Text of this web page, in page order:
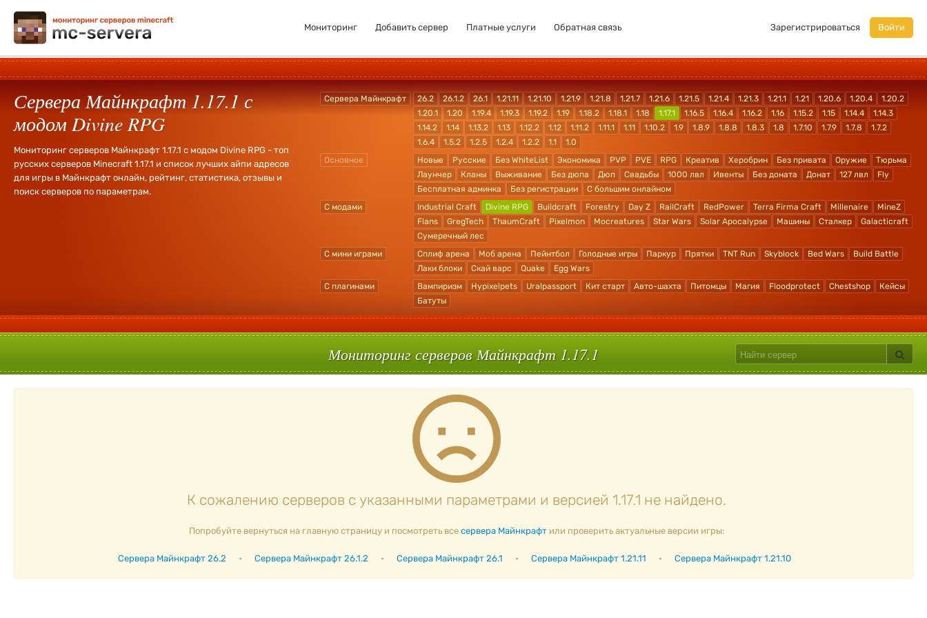
Мониторинг Добавить сервер Платные услуги Обратная связь Зарегистрироваться Войти
Сервера Майнкрафт 1.17.1 с
модом Divine RPG
Мониторинг серверов Майнкрафт 1.17.1 с модом Divine RPG - топ
русских серверов Minecraft 1.17.1 и список лучших айпи адресов
для игры в Майнкрафт онлайн, рейтинг, статистика, отзывы и
поиск серверов по параметрам.
Сервера Майнкрафт 26.2 26.1.2 26.1 1.21.11 1.21.10 1.21.9 1.21.8 1.21.7 1.21.6 1.21.5 1.21.4 1.21.3 1.21.1 1.21 1.20.6 1.20.4
1.20.2
1.20.1
1.20 1.19.4 1.19.3 1.19.2 1.19 1.18.2 1.18.1 1.18 1.17.1 1.16.5 1.16.4 1.16.2 1.16 1.15.2 1.15 1.14.4
1.14.3
1.14.2
1.14 1.13.2 1.13 1.12.2 1.12 1.11.2 1.11.1 1.11 1.10.2 1.9 1.8.9 1.8.8 1.8.3 1.8 1.7.10 1.7.9 1.7.8
1.7.2
1.6.4
1.5.2 1.2.5 1.2.4 1.2.2 1.1
1.0
Основное
Новые Русские Без WhiteList Экономика PVP PVE RPG Креатив Херобрин Без привата Оружие
Тюрьма
Лаунчер
Кланы Выживание Без дюпа Дюп Свадьбы 1000 лвл Ивенты Без доната Донат 127 лвл
Fly
Бесплатная админка
Без регистрации
С большим онлайном
С модами
Industrial Craft Divine RPG Buildcraft Forestry Day Z RailCraft RedPower Terra Firma Craft Millenaire
MineZ
Flans
GregTech ThaumCraft Pixelmon Mocreatures Star Wars Solar Apocalypse Машины Сталкер
Galacticraft
Сумеречный лес
С мини играми
Сплиф арена Моб арена Пейнтбол Голодные игры Паркур Прятки TNT Run Skyblock Bed Wars
Build Battle
Лаки блоки
Скай варс Quake
Egg Wars
С плагинами
Вампиризм Hypixelpets Uralpassport Кит старт Авто-шахта Питомцы Магия Floodprotect Chestshop
Кейсы
Батуты
Мониторинг серверов Майнкрафт 1.17.1
К сожалению серверов с указанными параметрами и версией 1.17.1 не найдено.
Попробуйте вернуться на главную страницу и посмотреть все сервера Майнкрафтили проверить актуальные версии игры:
Сервера Майнкрафт 26.2 • Сервера Майнкрафт 26.1.2 • Сервера Майнкрафт 26.1 • Сервера Майнкрафт 1.21.11 • Сервера Майнкрафт 1.21.10